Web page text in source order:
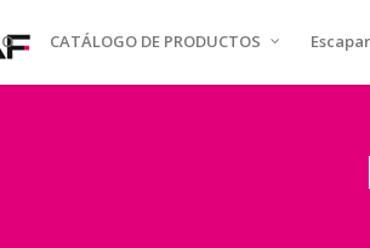
CATÁLOGO DE PRODUCTOS